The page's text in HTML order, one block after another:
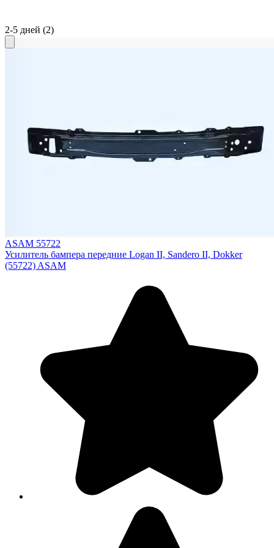
2-5 дней (2)
ASAM 55722
Усилитель бампера передние Logan II, Sandero II, Dokker
(55722) ASAM